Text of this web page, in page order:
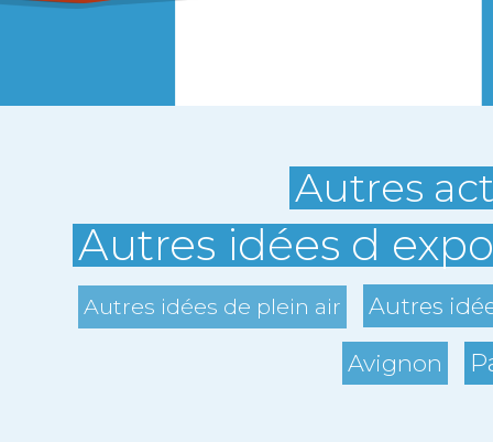
Autres
Autres idées d
Autres idées de plein air Autres
Avignon